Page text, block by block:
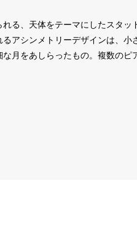
れる、天体をテーマにしたスタ
アシンメトリーデザインは、
月をあしらったもの。複数のピ